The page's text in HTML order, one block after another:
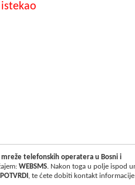
mreže telefonskih operatera u Bosni i
WEBSMS. Nakon toga u polje ispod
POTVRDI , te ćete dobiti kontakt informacije